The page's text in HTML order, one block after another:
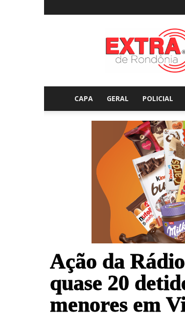
CAPA GERAL POLICIAL
Ação da
quase 20
menores em